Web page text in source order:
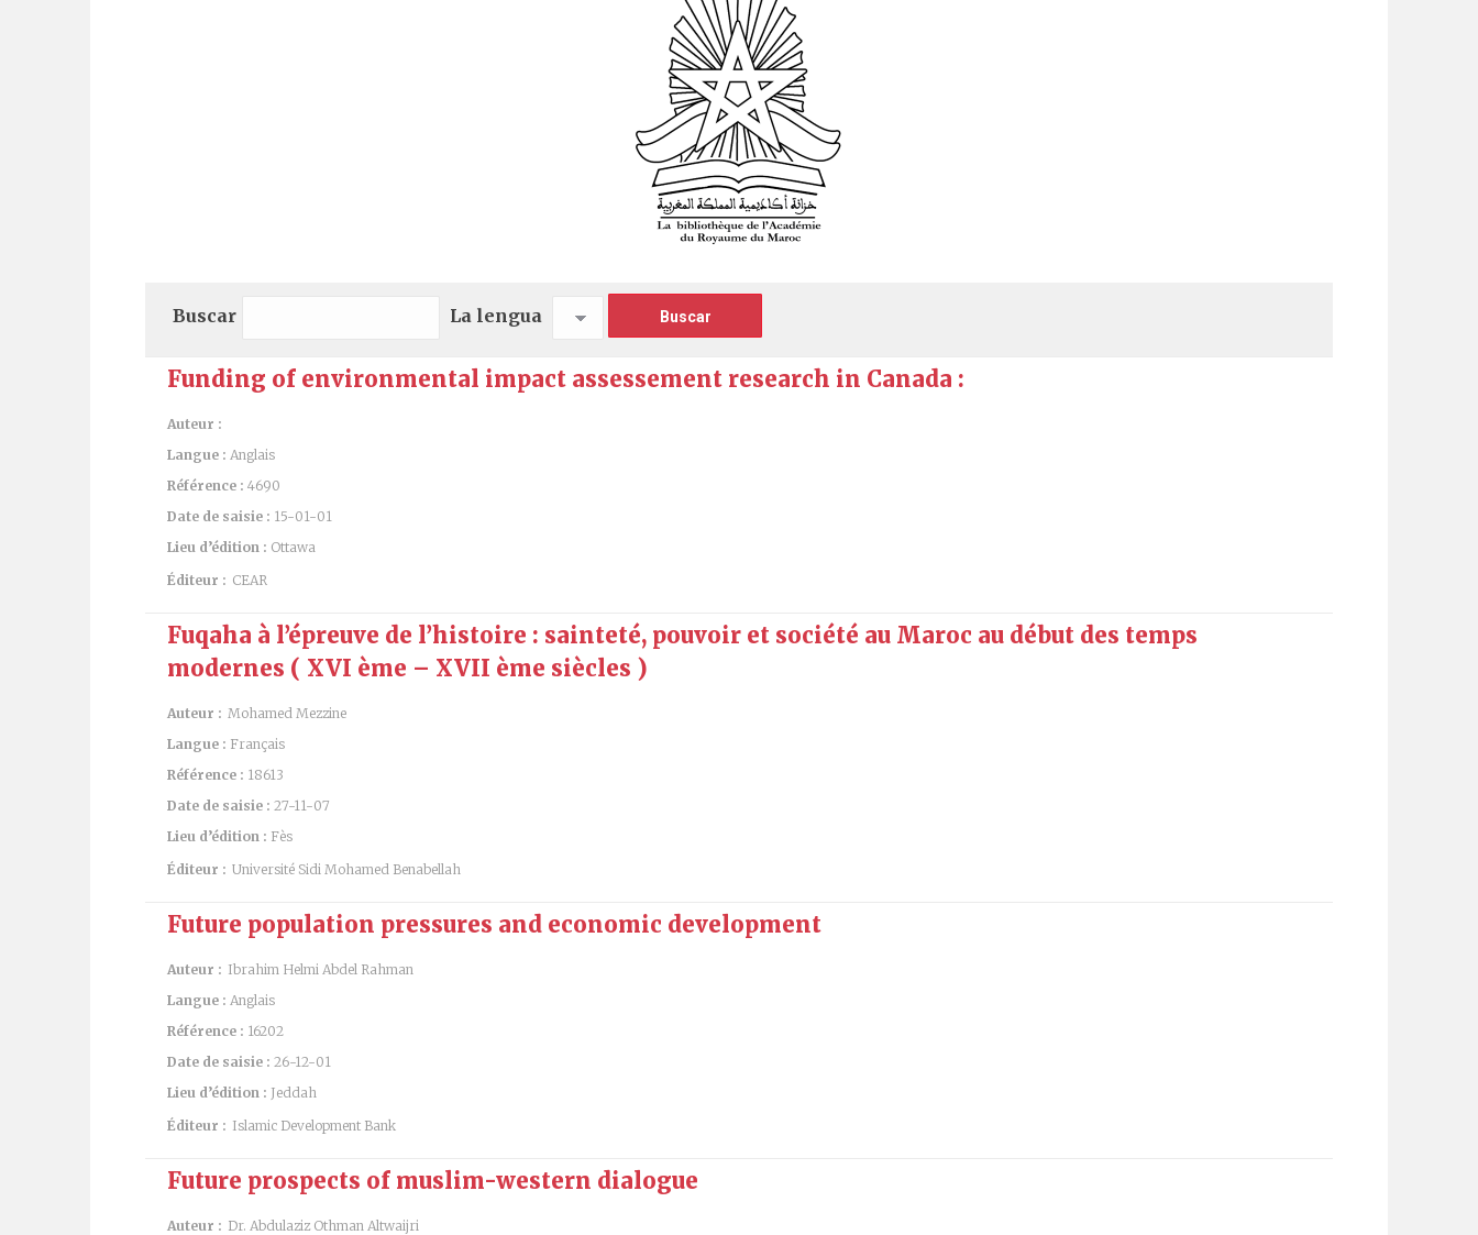
Buscar La lengua
Funding of environmental impact assessement research in Canada :
Auteur :
Langue : Anglais
Référence : 4690
Date de saisie : 15-01-01
Lieu d’édition : Ottawa
Éditeur : CEAR
Fuqaha à l’épreuve de l’histoire : sainteté, pouvoir et société au Maroc au début des temps
modernes ( XVI ème – XVII ème siècles )
Auteur : Mohamed Mezzine
Langue : Français
Référence : 18613
Date de saisie : 27-11-07
Lieu d’édition : Fès
Éditeur : Université Sidi Mohamed Benabellah
Future population pressures and economic development
Auteur : Ibrahim Helmi Abdel Rahman
Langue : Anglais
Référence : 16202
Date de saisie : 26-12-01
Lieu d’édition : Jeddah
Éditeur : Islamic Development Bank
Future prospects of muslim-western dialogue
Auteur : Dr. Abdulaziz Othman Altwaijri